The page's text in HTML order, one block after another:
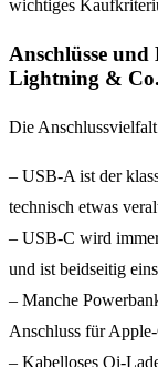
wichtiges
Anschlüsse
Lightning & Co.
Die
– USB-A ist der
technisch etwas
– USB-C wird
und ist beidseitig
– Manche
Anschluss für
– Kabelloses Qi-